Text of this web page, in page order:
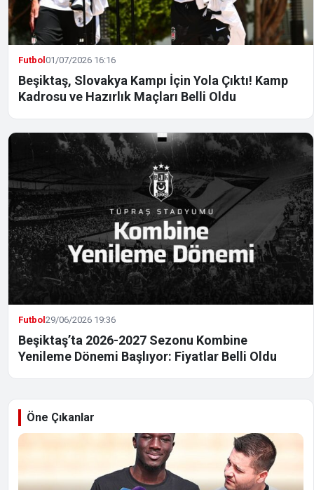
Futbol01/07/2026 16:16
Beşiktaş, Slovakya Kampı İçin Yola Çıktı! Kamp
Kadrosu ve Hazırlık Maçları Belli Oldu
Futbol29/06/2026 19:36
Beşiktaş’ta 2026-2027 Sezonu Kombine
Yenileme Dönemi Başlıyor: Fiyatlar Belli Oldu
Öne Çıkanlar